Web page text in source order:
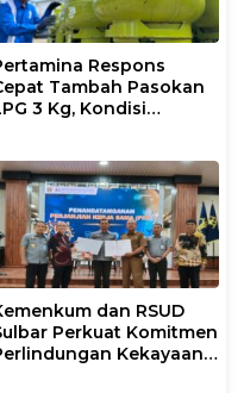
Respons
Tambah Pasokan
3 Kg, Kondisi
dan RSUD
Perkuat Komitmen
Kekayaan